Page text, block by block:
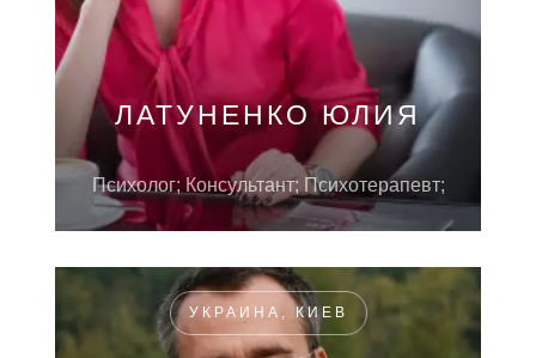
ЛАТУНЕНКО ЮЛИЯ
Психолог; Консультант; Психотерапевт;
УКРАИНА, КИЕВ